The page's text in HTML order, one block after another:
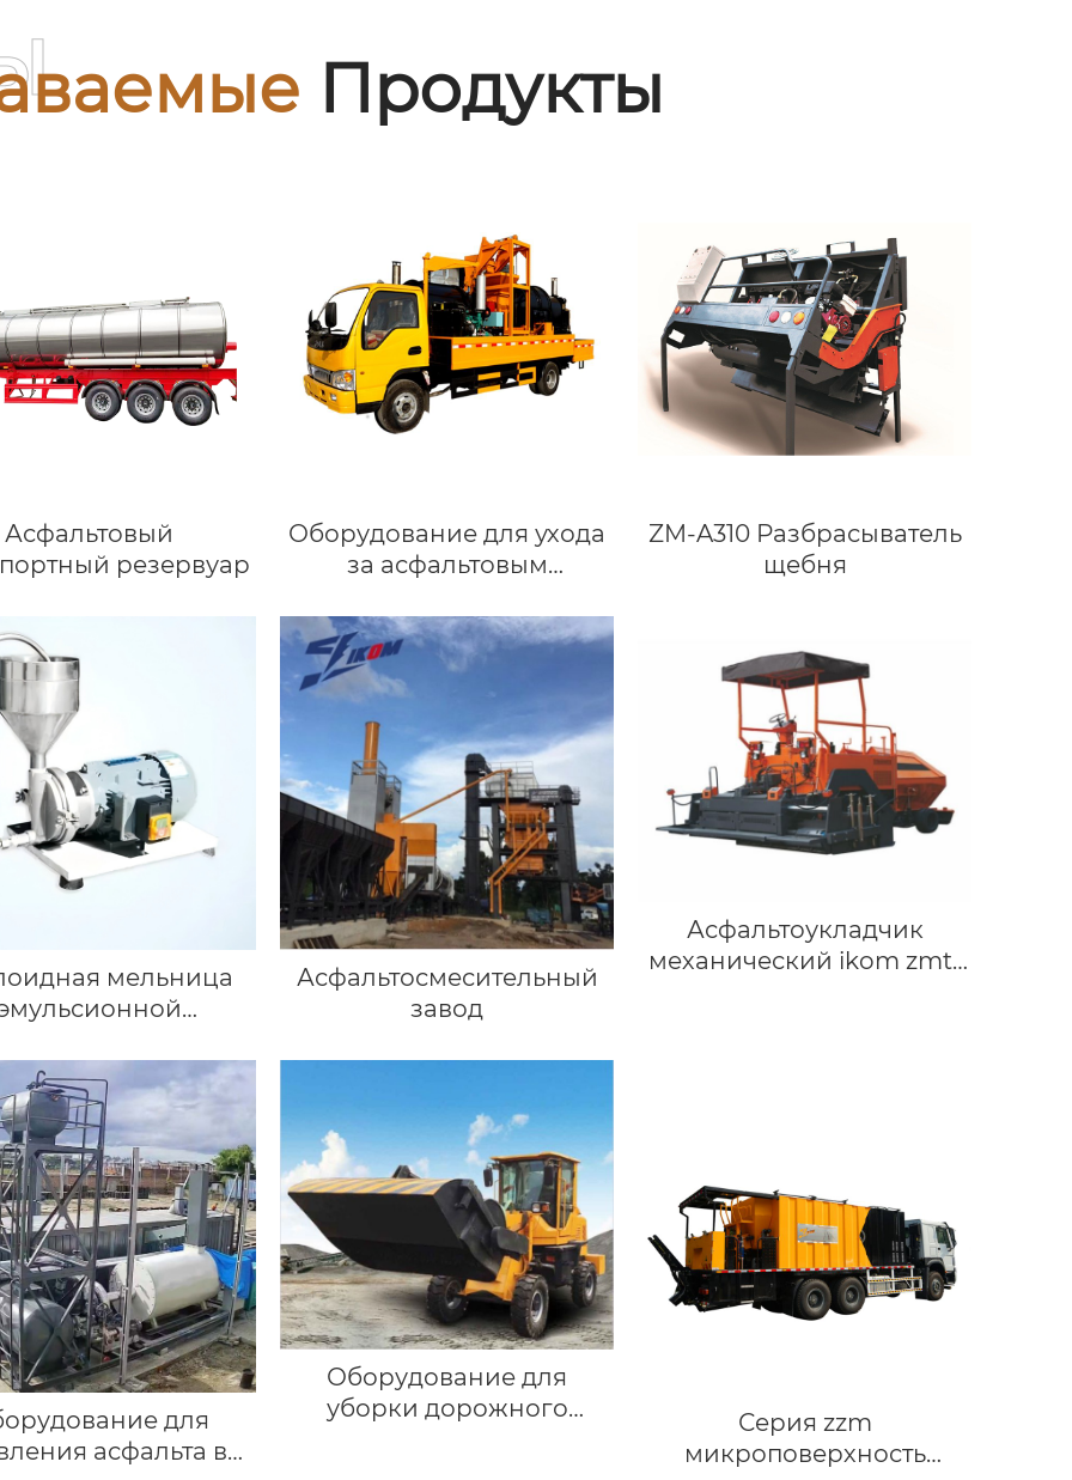
Продукты
Асфальтовый
резервуар
Оборудование для ухода
за асфальтовым
ZM-A310 Разбрасыватель
щебня
мельница
Асфальтосмесительный
завод
Асфальтоукладчик
механический ikom zmt-
для
асфальта в
Оборудование для
уборки дорожного
Серия zzm
микроповерхность